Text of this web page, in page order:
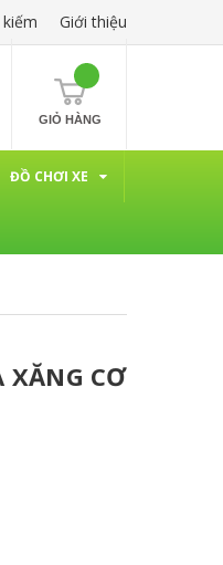
Giới thiệu
GIỎ HÀNG
ĐỒ CHƠI XE
XĂNG CƠ